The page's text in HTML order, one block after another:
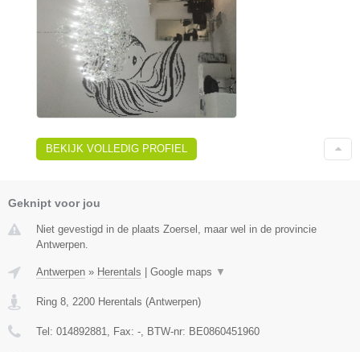
BEKIJK VOLLEDIG PROFIEL
Geknipt voor jou
Niet gevestigd in de plaats Zoersel, maar wel in de provincie
Antwerpen.
Antwerpen » Herentals | Google maps ▼
Ring 8 2200 Herentals (Antwerpen)
Tel: 014892881 , Fax: - , BTW-nr: BE0860451960